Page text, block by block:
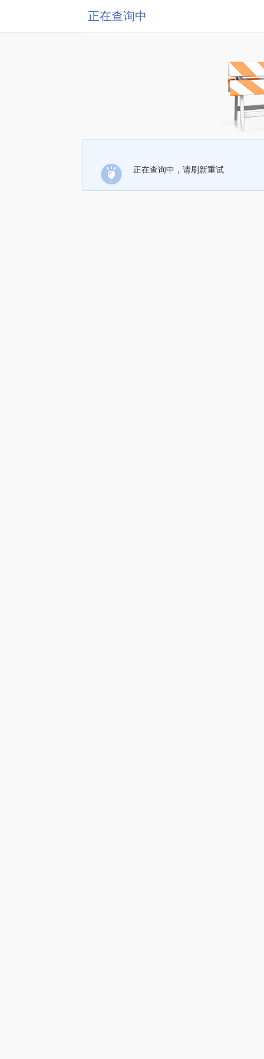
正在查询中
正在查询中，请刷新重试